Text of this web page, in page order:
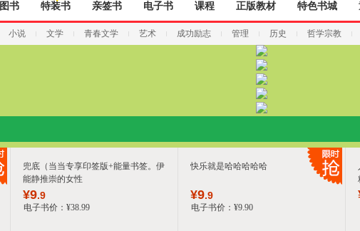
图书 特装书 亲签书 电子书 课程 正版教材 特色书城
小说 文学 青春文学 艺术 成功励志 管理 历史 哲学宗教
兜底（当当专享印签版+能量书签。伊
能静推崇的女性
¥9.9
电子书价： ¥38.99
快乐就是哈哈哈哈哈
¥9.9
电子书价： ¥9.90